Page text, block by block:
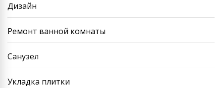
Дизайн
Ремонт ванной комнаты
Санузел
Укладка плитки